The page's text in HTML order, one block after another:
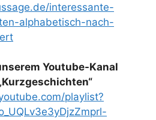
interessante-
alphabetisch-nach-
Youtube-Kanal
playlist?